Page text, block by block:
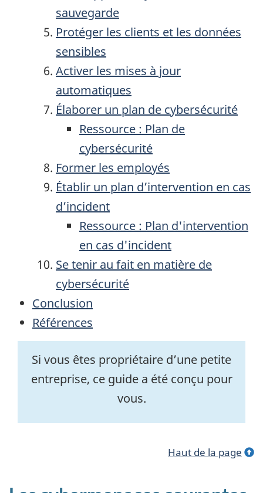
sauvegarde
Protéger les clients et les données
sensibles
Activer les mises à jour
automatiques
Élaborer un plan de cybersécurité
Ressource : Plan de
cybersécurité
Former les employés
Établir un plan d’intervention en cas
d’incident
Ressource : Plan d'intervention
en cas d'incident
Se tenir au fait en matière de
cybersécurité
Conclusion
Références
Si vous êtes propriétaire d’une petite
entreprise, ce guide a été conçu pour
vous.
Haut de la page